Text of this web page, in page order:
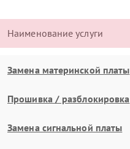
Наименование услуги
Замена материнской платы
Прошивка / разблокировка
Замена сигнальной платы